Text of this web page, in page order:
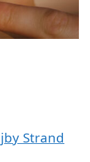
Strand